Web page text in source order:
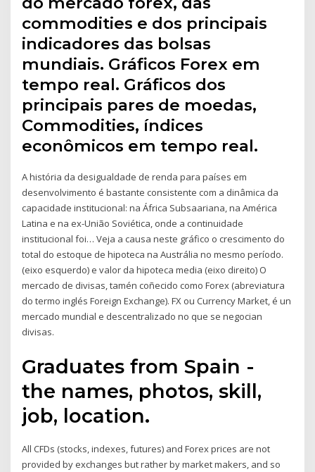
commodities e dos principais
indicadores das bolsas
mundiais. Gráficos Forex em
tempo real. Gráficos dos
principais pares de moedas,
Commodities, índices
econômicos em tempo real.
A história da desigualdade de renda para países em
desenvolvimento é bastante consistente com a dinâmica da
capacidade institucional: na África Subsaariana, na América
Latina e na ex-União Soviética, onde a continuidade
institucional foi… Veja a causa neste gráfico o crescimento do
total do estoque de hipoteca na Austrália no mesmo período.
(eixo esquerdo) e valor da hipoteca media (eixo direito) O
mercado de divisas, tamén coñecido como Forex (abreviatura
do termo inglés Foreign Exchange). FX ou Currency Market, é un
mercado mundial e descentralizado no que se negocian
divisas.
Graduates from Spain -
the names, photos, skill,
job, location.
All CFDs (stocks, indexes, futures) and Forex prices are not
provided by exchanges but rather by market makers, and so